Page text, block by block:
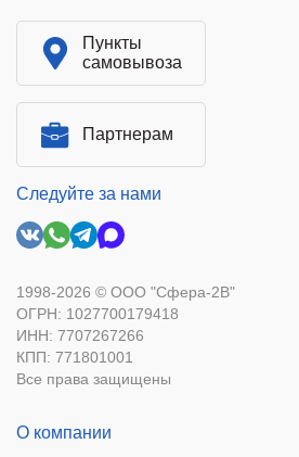
Пункты
самовывоза
Партнерам
Следуйте за нами
1998-2026 © ООО "Сфера-2В"
ОГРН: 1027700179418
ИНН: 7707267266
КПП: 771801001
Все права защищены
О компании